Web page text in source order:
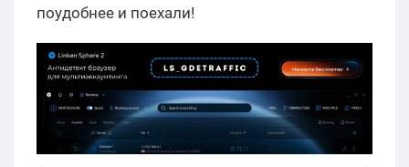
поудобнее и поехали!